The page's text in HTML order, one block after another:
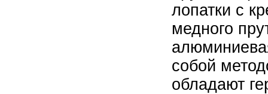
лопатки с
медного
собой
обладают